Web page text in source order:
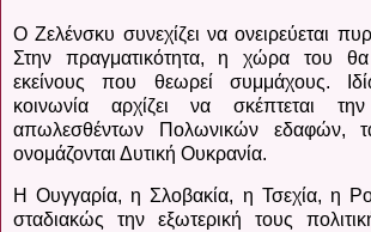
Ο Ζελένσκυ συνεχίζει να ονειρεύεται
Στην πραγματικότητα, η χώρα του θα
εκείνους που θεωρεί συμμάχους.
κοινωνία αρχίζει να σκέπτεται
απωλεσθέντων Πολωνικών εδαφών,
ονομάζονται Δυτική Ουκρανία.
Η Ουγγαρία, η Σλοβακία, η Τσεχία, η
σταδιακώς την εξωτερική τους